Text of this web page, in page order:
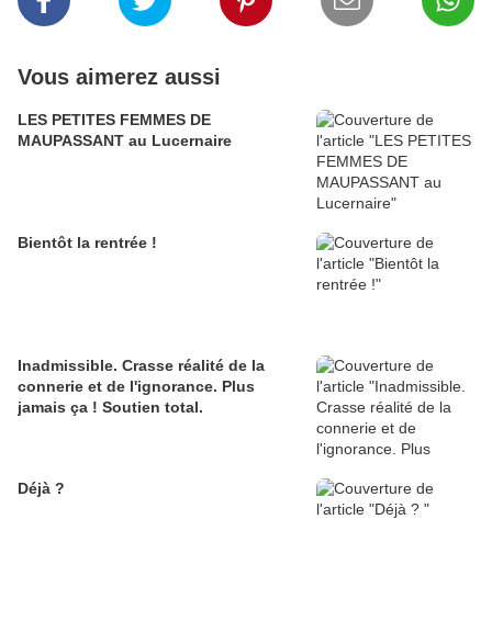
Vous aimerez aussi
LES PETITES FEMMES DE
MAUPASSANT au Lucernaire
Bientôt la rentrée !
Inadmissible. Crasse réalité de la
connerie et de l'ignorance. Plus
jamais ça ! Soutien total.
Déjà ?